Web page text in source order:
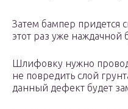
Затем бампер придется
этот раз уже
Шлифовку нужно
не повредить слой
данный дефект будет